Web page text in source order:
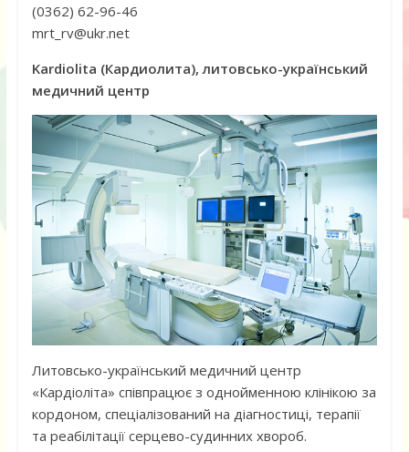
(0362) 62-96-46
mrt_rv@ukr.net
Kardiolita (Кардиолита), литовсько-український
медичний центр
Литовсько-український медичний центр
«Кардіоліта» співпрацює з однойменною клінікою за
кордоном, спеціалізований на діагностиці, терапії
та реабілітації серцево-судинних хвороб.